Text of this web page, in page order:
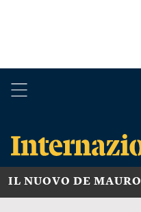
IL NUOVO DE MAURO